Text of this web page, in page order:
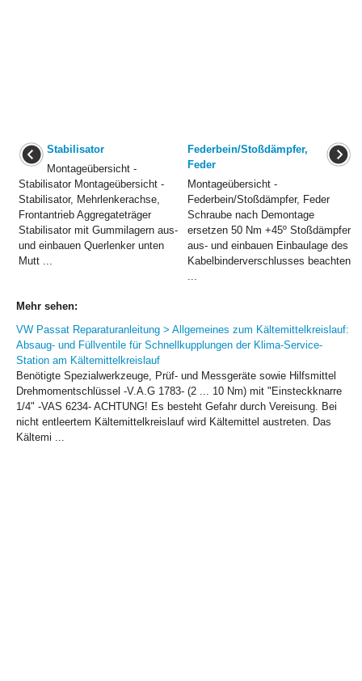
Stabilisator
Montageübersicht -
Stabilisator Montageübersicht -
Stabilisator, Mehrlenkerachse,
Frontantrieb Aggregateträger
Stabilisator mit Gummilagern aus-
und einbauen Querlenker unten
Mutt ...
Federbein/Stoßdämpfer,
Feder
Montageübersicht -
Federbein/Stoßdämpfer, Feder
Schraube nach Demontage
ersetzen 50 Nm +45º Stoßdämpfer
aus- und einbauen Einbaulage des
Kabelbinderverschlusses beachten
...
Mehr sehen:
VW Passat Reparaturanleitung > Allgemeines zum Kältemittelkreislauf:
Absaug- und Füllventile für Schnellkupplungen der Klima-Service-
Station am Kältemittelkreislauf
Benötigte Spezialwerkzeuge, Prüf- und Messgeräte sowie Hilfsmittel
Drehmomentschlüssel -V.A.G 1783- (2 ... 10 Nm) mit "Einsteckknarre
1/4" -VAS 6234- ACHTUNG! Es besteht Gefahr durch Vereisung. Bei
nicht entleertem Kältemittelkreislauf wird Kältemittel austreten. Das
Kältemi ...